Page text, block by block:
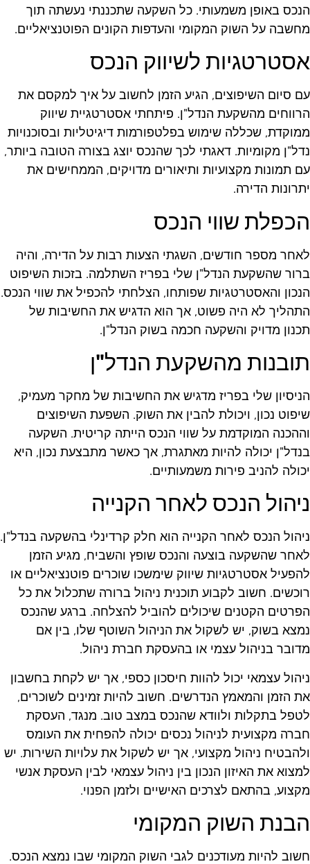
באופן משמעותי. כל השקעה שתכננתי נעשתה תוך
על השוק המקומי והעדפות הקונים הפוטנציאליים.
לשיווק הנכס
סיום השיפוצים, הגיע הזמן לחשוב על איך למקסם את
מהשקעת הנדל"ן. פיתחתי אסטרטגיית שיווק
שכללה שימוש בפלטפורמות דיגיטליות ובסוכנויות
מקומיות. דאגתי לכך שהנכס יוצג בצורה הטובה ביותר,
תמונות מקצועיות ותיאורים מדויקים, הממחישים את
הדירה.
שווי הנכס
מספר חודשים, השגתי הצעות רבות על הדירה, והיה
שהשקעת הנדל"ן שלי בפריז השתלמה. בזכות השיפוט
והאסטרטגיות שפותחו, הצלחתי להכפיל את שווי הנכס.
לא היה פשוט, אך הוא הדגיש את החשיבות של
מדויק והשקעה חכמה בשוק הנדל"ן.
מהשקעת הנדל"ן
שלי בפריז מדגיש את החשיבות של מחקר מעמיק,
נכון, ויכולת להבין את השוק. השפעת השיפוצים
המוקדמת על שווי הנכס הייתה קריטית. השקעה
יכולה להיות מאתגרת, אך כאשר מתבצעת נכון, היא
להניב פירות משמעותיים.
הנכס לאחר הקנייה
הנכס לאחר הקנייה הוא חלק קרדינלי בהשקעה בנדל"ן.
שהשקעה בוצעה והנכס שופץ והשביח, מגיע הזמן
אסטרטגיות שיווק שימשכו שוכרים פוטנציאליים או
חשוב לקבוע תוכנית ניהול ברורה שתכלול את כל
הקטנים שיכולים להוביל להצלחה. ברגע שהנכס
בשוק, יש לשקול את הניהול השוטף שלו, בין אם
בניהול עצמי או בהעסקת חברת ניהול.
עצמאי יכול להוות חיסכון כספי, אך יש לקחת בחשבון
הזמן והמאמץ הנדרשים. חשוב להיות זמינים לשוכרים,
בתקלות ולוודא שהנכס במצב טוב. מנגד, העסקת
מקצועית לניהול נכסים יכולה להפחית את העומס
ניהול מקצועי, אך יש לשקול את עלויות השירות. יש
את האיזון הנכון בין ניהול עצמאי לבין העסקת אנשי
בהתאם לצרכים האישיים ולזמן הפנוי.
השוק המקומי
להיות מעודכנים לגבי השוק המקומי שבו נמצא הנכס.